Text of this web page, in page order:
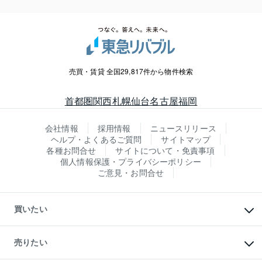
売買・賃貸 全国29,817件から物件検索
首都圏関西札幌仙台名古屋福岡
会社情報 採用情報
ニュースリリース
ヘルプ・よくあるご質問
サイトマップ
各種お問合せ
サイトについて・免責事項
個人情報保護・プライバシーポリシー
ご意見・お問合せ
買いたい
新築・分譲マンションの購入
中古マンションの購入
一戸建ての購入
売りたい